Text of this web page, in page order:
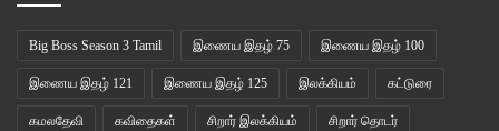
Big Boss Season 3 Tamil இணைய இதழ் 75 இணைய இதழ் 100
இணைய இதழ் 121 இணைய இதழ் 125 இலக்கியம் கட்டுரை
கமலதேவி கவிதைகள் சிறார் இலக்கியம் சிறார் தொடர்